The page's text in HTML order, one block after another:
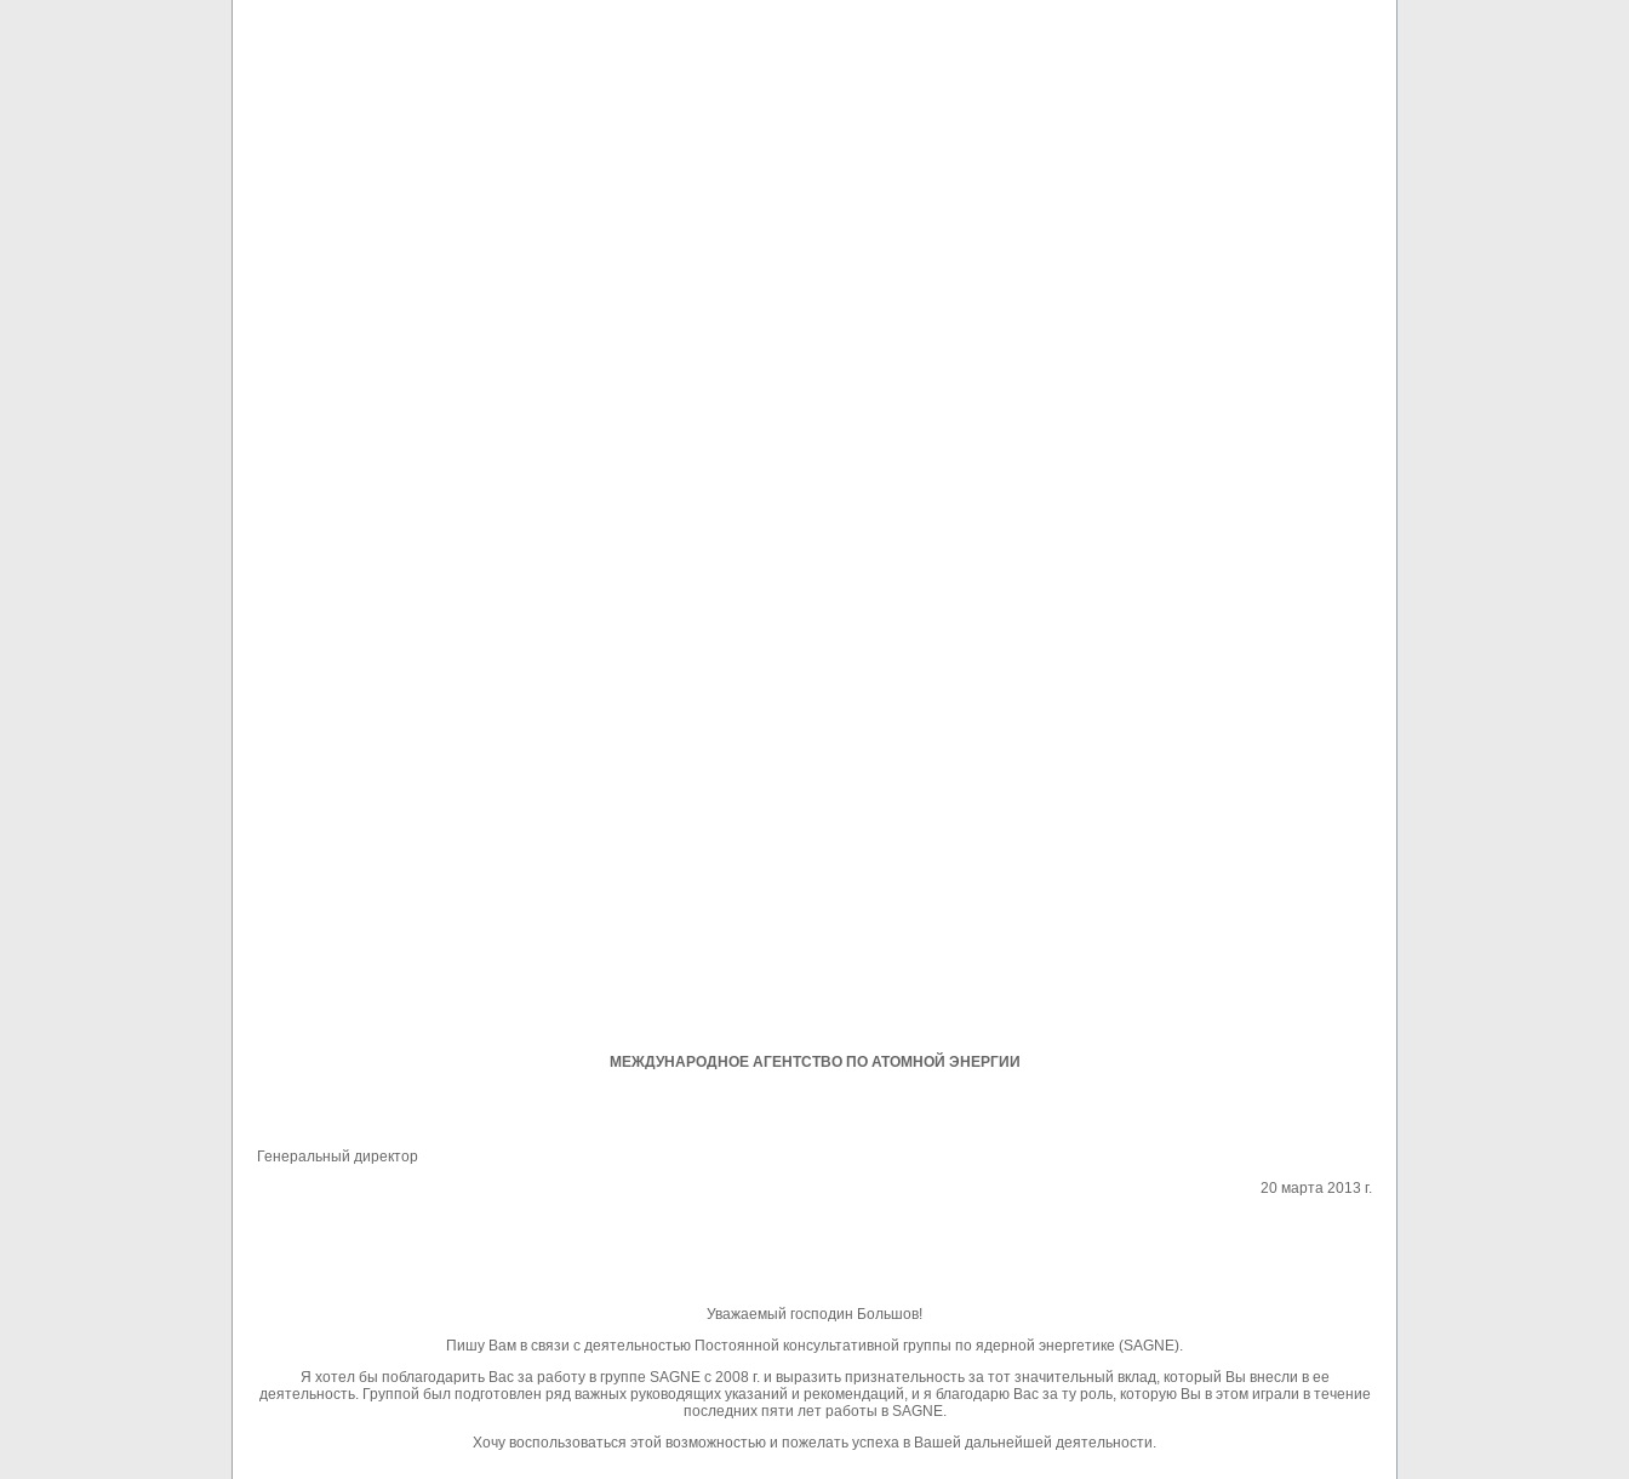
МЕЖДУНАРОДНОЕ АГЕНТСТВО ПО АТОМНОЙ ЭНЕРГИИ
Генеральный директор
20 марта 2013 г.
Уважаемый господин Большов!
Пишу Вам в связи с деятельностью Постоянной консультативной группы по ядерной энергетике (SAGNE).
Я хотел бы поблагодарить Вас за работу в группе SAGNE с 2008 г. и выразить признательность за тот значительный вклад, который Вы внесли в ее
деятельность. Группой был подготовлен ряд важных руководящих указаний и рекомендаций, и я благодарю Вас за ту роль, которую Вы в этом играли в течение
последних пяти лет работы в SAGNE.
Хочу воспользоваться этой возможностью и пожелать успеха в Вашей дальнейшей деятельности.